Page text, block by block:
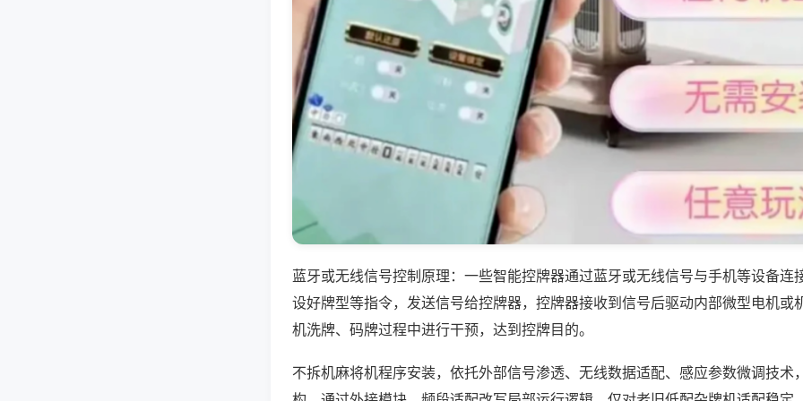
蓝牙或无线信号控制原理：一些智能控牌器通过蓝牙或无线信号与手机等设备连
设好牌型等指令，发送信号给控牌器，控牌器接收到信号后驱动内部微型电机或
机洗牌、码牌过程中进行干预，达到控牌目的。
不拆机麻将机程序安装，依托外部信号渗透、无线数据适配、感应参数微调技术